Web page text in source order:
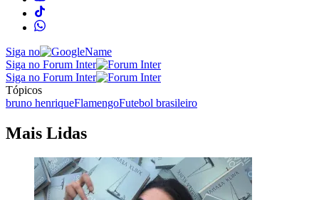
Siga no
Siga no Forum Inter
Siga no Forum Inter
Tópicos
bruno henriqueFlamengoFutebol brasileiro
Mais Lidas